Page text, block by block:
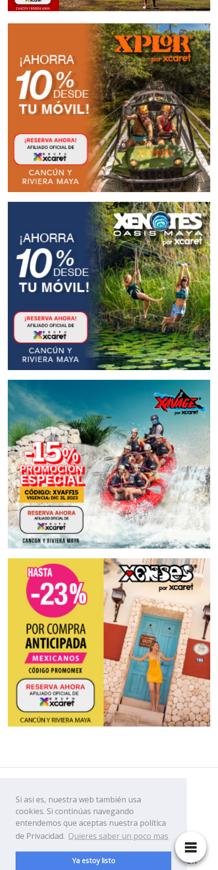
Youtube
Disfruta y ven a conocer Playa del Carmen
Si asi es, nuestra web también usa
cookies. Si continúas navegando
entendemos que aceptas nuestra política
de Privacidad. Quieres saber un poco mas
Ya estoy listo